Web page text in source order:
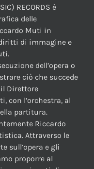
RECORDS è
delle
Muti in
di immagine e
dell’opera o
ciò che succede
Direttore
con l’orchestra, al
partitura.
Riccardo
Attraverso le
sull’opera e gli
proporre al